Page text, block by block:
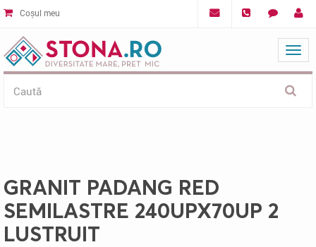
Coșul meu
GRANIT PADANG RED
SEMILASTRE 240UPX70UP 2
LUSTRUIT